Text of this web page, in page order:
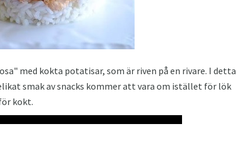
med kokta potatisar, som är riven på en rivare. I detta
smak av snacks kommer att vara om istället för lök
kokt.